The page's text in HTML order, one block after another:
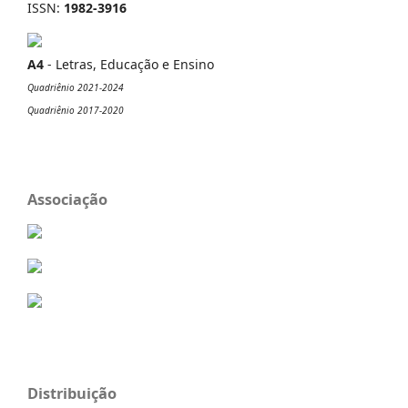
ISSN: 1982-3916
A4 - Letras, Educação e Ensino
Quadriênio 2021-2024
Quadriênio 2017-2020
Associação
Distribuição